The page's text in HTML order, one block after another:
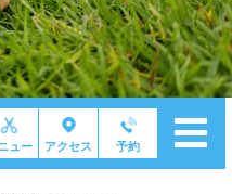
ュー アクセス 予約